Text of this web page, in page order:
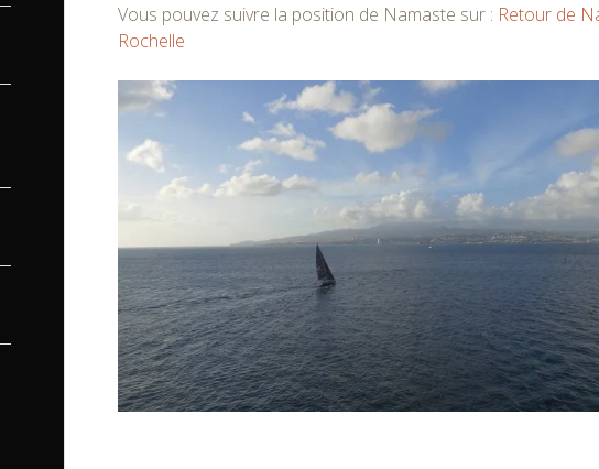
Vous pouvez suivre la position de Namaste sur : Retour de
Rochelle